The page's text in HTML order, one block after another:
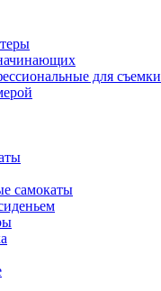
для съемки
самокаты